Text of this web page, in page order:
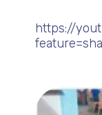
https://